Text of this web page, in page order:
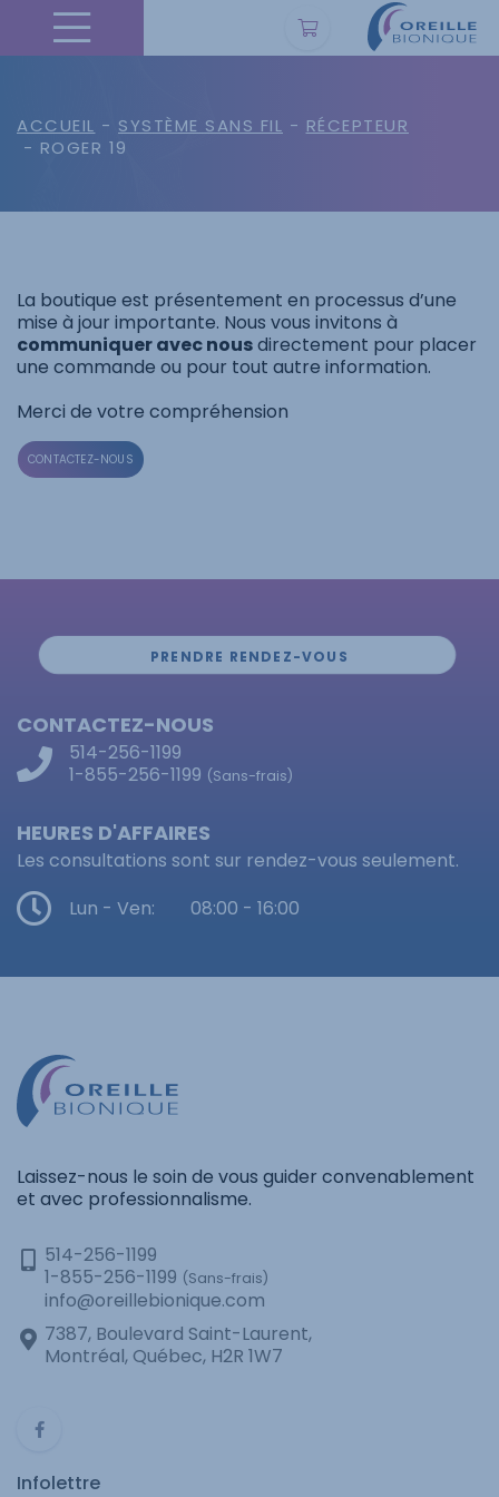
ACCUEIL - SYSTÈME SANS FIL - RÉCEPTEUR
- ROGER 19
La boutique est présentement en processus d’une
mise à jour importante. Nous vous invitons à
communiquer avec nousdirectement pour placer
une commande ou pour tout autre information.
Merci de votre compréhension
CONTACTEZ-NOUS
PRENDRE RENDEZ-VOUS
CONTACTEZ-NOUS
514-256-1199
1-855-256-1199 (Sans-frais)
HEURES D'AFFAIRES
Les consultations sont sur rendez-vous seulement.
Lun - Ven:
08:00 - 16:00
Laissez-nous le soin de vous guider convenablement
et avec professionnalisme.
514-256-1199
1-855-256-1199 (Sans-frais)
info@oreillebionique.com
7387, Boulevard Saint-Laurent,
Montréal, Québec, H2R 1W7
Infolettre